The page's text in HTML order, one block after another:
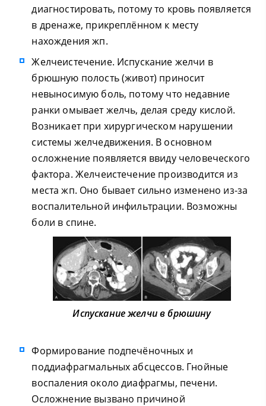
диагностировать, потому то кровь появляется
в дренаже, прикреплённом к месту
нахождения жп.
Желчеистечение. Испускание желчи в
брюшную полость (живот) приносит
невыносимую боль, потому что недавние
ранки омывает желчь, делая среду кислой.
Возникает при хирургическом нарушении
системы желчедвижения. В основном
осложнение появляется ввиду человеческого
фактора. Желчеистечение производится из
места жп. Оно бывает сильно изменено из-за
воспалительной инфильтрации. Возможны
боли в спине.
Испускание желчи в брюшину
Формирование подпечёночных и
поддиафрагмальных абсцессов. Гнойные
воспаления около диафрагмы, печени.
Осложнение вызвано причиной